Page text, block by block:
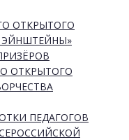
ОТКРЫТОГО
ОТКРЫТОГО
ПЕДАГОГОВ